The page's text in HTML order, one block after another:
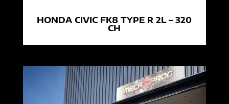
HONDA CIVIC FK8 TYPE R 2L – 320
CH